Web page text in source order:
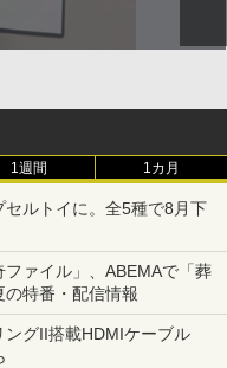
1週間 1カ月
ルトイに。全5種で8月下
ァイル」、ABEMAで「葬
特番・配信情報
グII搭載HDMIケーブル